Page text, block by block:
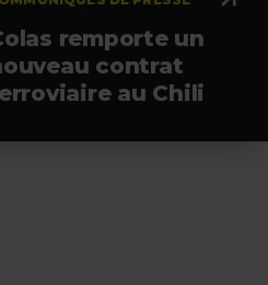
remporte un
contrat
au Chili